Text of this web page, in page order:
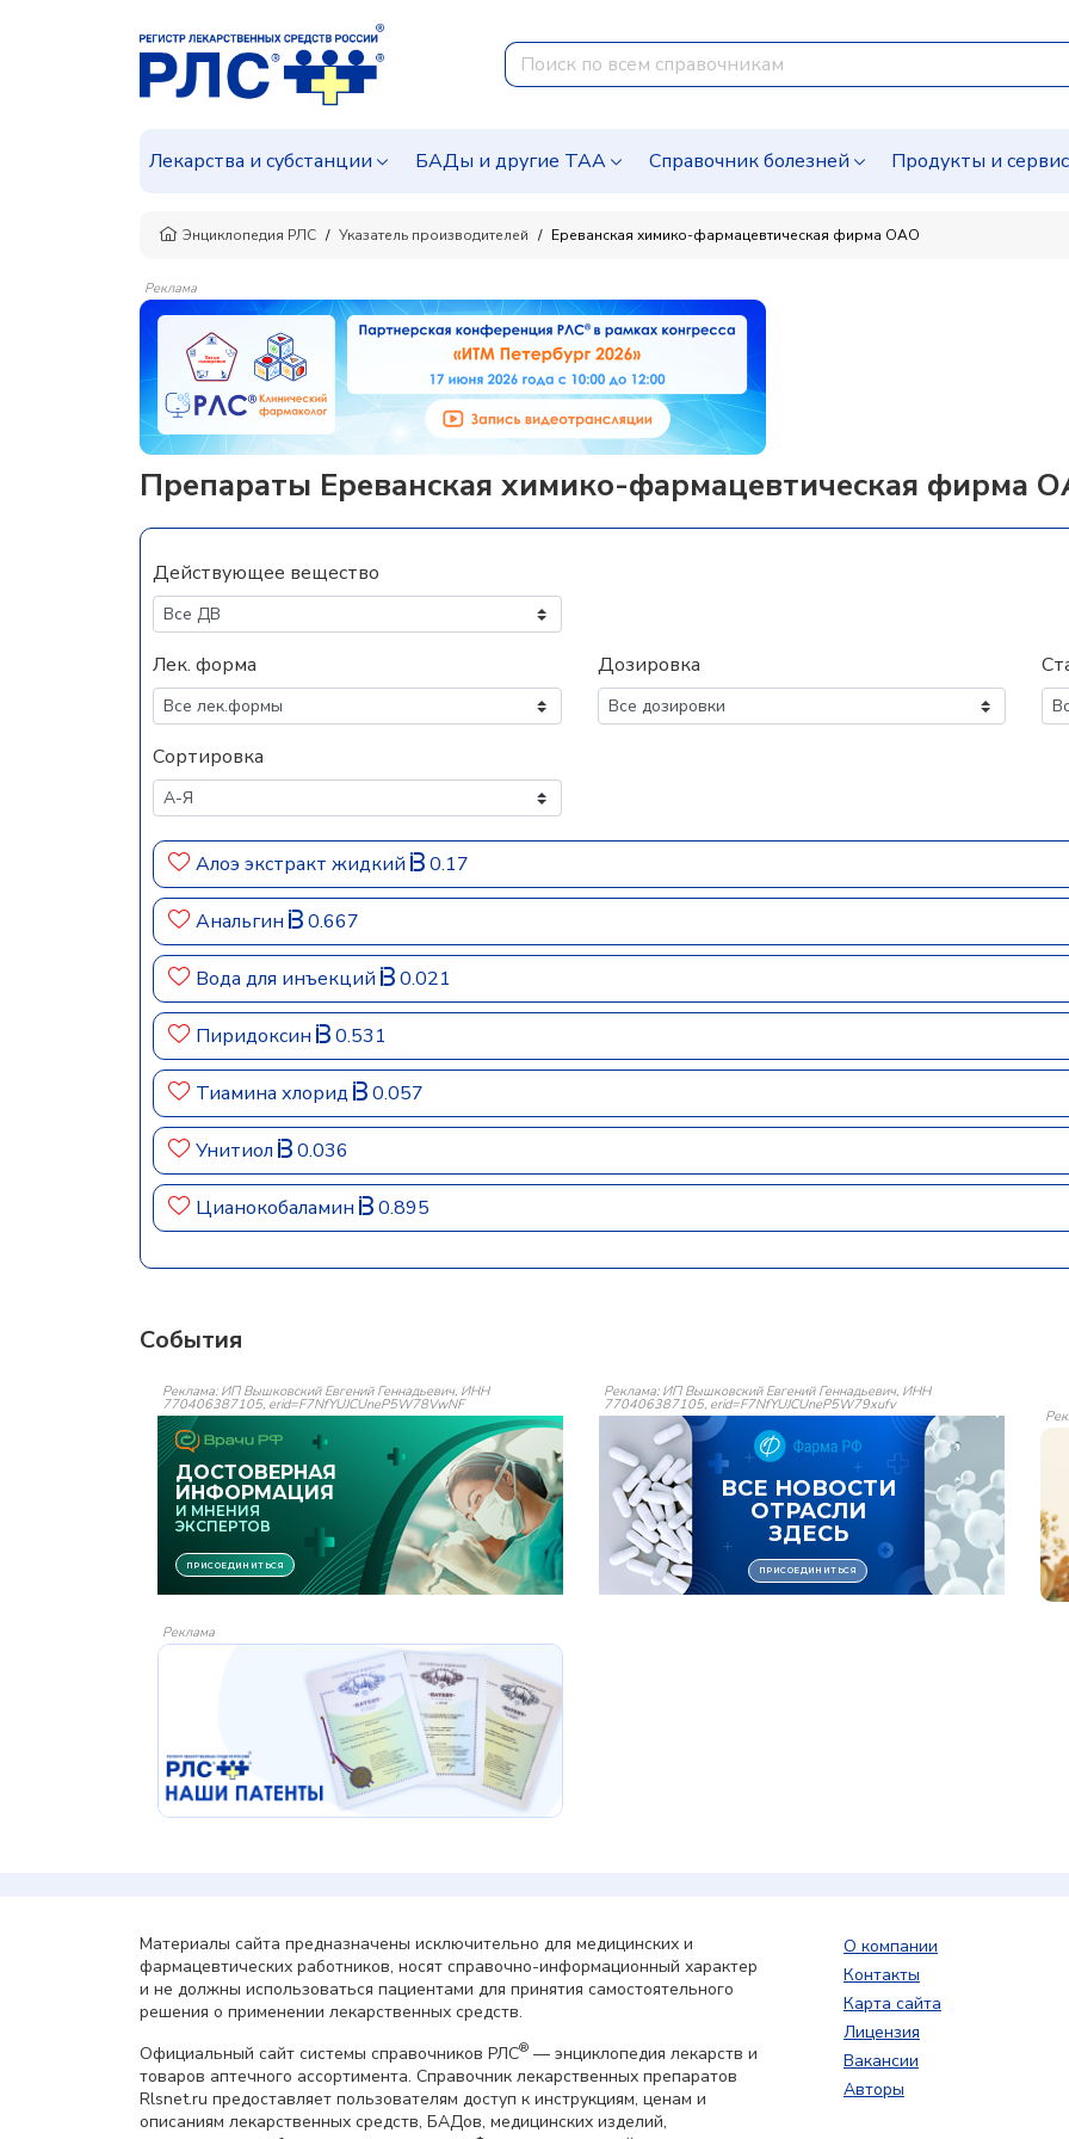
Лекарства и субстанции БАДы и другие ТАА Справочник болезней Продукты и
Энциклопедия РЛС Указатель производителей Ереванская химико-фармацевтическая фирма ОАО
Реклама
Препараты Ереванская химико-фармацевтическая фирма
Действующее вещество
Лек. форма Дозировка
Сортировка
Алоэ экстракт жидкий 0.17
Анальгин 0.667
Вода для инъекций 0.021
Пиридоксин 0.531
Тиамина хлорид 0.057
Унитиол 0.036
Цианокобаламин 0.895
События
Реклама: ИП Вышковский Евгений Геннадьевич, ИНН
770406387105, erid=F7NfYUJCUneP5W78VwNF
Реклама: ИП Вышковский Евгений Геннадьевич, ИНН
770406387105, erid=F7NfYUJCUneP5W79xufv
Реклама
Материалы сайта предназначены исключительно для медицинских и
фармацевтических работников, носят справочно-информационный характер
и не должны использоваться пациентами для принятия самостоятельного
решения о применении лекарственных средств.
Официальный сайт системы справочников РЛС® — энциклопедия лекарств и
товаров аптечного ассортимента. Справочник лекарственных препаратов
Rlsnet.ru предоставляет пользователям доступ к инструкциям, ценам и
описаниям лекарственных средств, БАДов, медицинских изделий,
О компании
Контакты
Карта сайта
Лицензия
Вакансии
Авторы